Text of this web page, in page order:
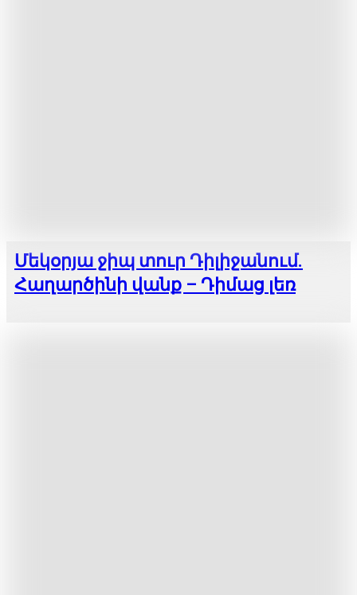
Մեկօրյա ջիպ տուր Դիլիջանում.
Հաղարծինի վանք – Դիմաց լեռ